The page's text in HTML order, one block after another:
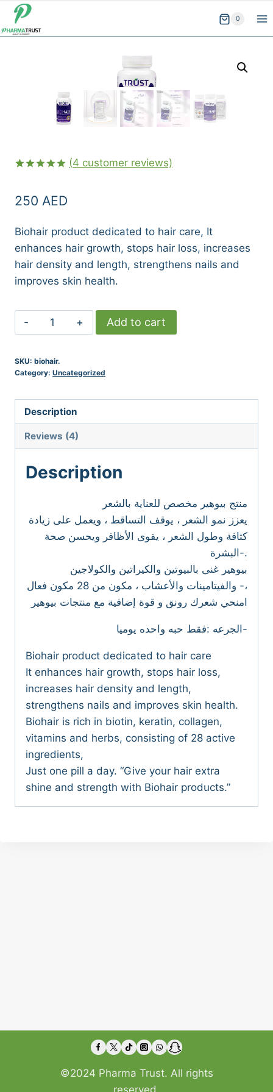
Skip
content
0
based on
customer
(4 customer reviews)
250 AED
Biohair product dedicated to hair care, It
enhances hair growth, stops hair loss, increases
hair density and length, strengthens nails and
improves skin health.
biohair
quantity
Add to cart
SKU: biohair.
Category: Uncategorized
Description
Reviews (4)
Description
منتج بيوهير مخصص للعناية بالشعر
يعزز نمو الشعر ، يوقف التساقط ، ويعمل على زيادة
كثافة وطول الشعر ، يقوى الأظافر ويحسن صحة
البشرة-.
بيوهير غنى بالبيوتين والكيراتين والكولاجين
والفيتامينات والأعشاب ، مكون من 28 مكون فعال -،
امنحي شعرك رونق و قوة إضافية مع منتجات بيوهير
الجرعه :فقط حبه واحده يوميا-
Biohair product dedicated to hair care
It enhances hair growth, stops hair loss,
increases hair density and length,
strengthens nails and improves skin health.
Biohair is rich in biotin, keratin, collagen,
vitamins and herbs, consisting of 28 active
ingredients,
Just one pill a day. “Give your hair extra
shine and strength with Biohair products.”
©2024 Pharma Trust. All rights